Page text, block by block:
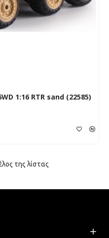
1:16 RTR sand (22585)
της λίστας